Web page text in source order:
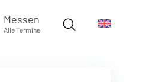
Messen
Alle Termine